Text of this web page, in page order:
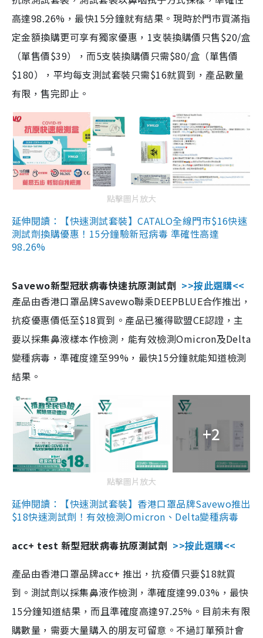
高達98.26%，最快15分鐘就有結果。現時於門市買滿指
定金額換購更可享有獨家優惠，1支裝換購價只售$20/盒
（單售價$39），而5支裝換購價只需$80/盒（單售價
$180），平均每支測試套裝只需$16就買到，產品數量
有限，售完即止。
點擊圖片放大
延伸閱讀：【快速測試套裝】CATALO全線門市$16快速
測試劑換購優惠！15分鐘驗新冠病毒 準確性高達
98.26%
Savewo新型冠狀病毒快速抗原測試劑 >>按此選購<<
產品由香港口罩品牌Savewo聯乘DEEPBLUE合作推出，
抗疫優惠價低至$18買到。產品已獲得歐盟CE認證，主
要以採集鼻液樣本作檢測，能有效檢測Omicron及Delta
變種病毒，準確度達至99%，最快15分鐘就能知道檢測
結果。
+2
點擊圖片放大
延伸閱讀：【快速測試套裝】香港口罩品牌Savewo推出
$18快速測試劑！有效檢測Omicron、Delta變種病毒
acc+ test 新型冠狀病毒抗原測試劑 >>按此選購<<
產品由香港口罩品牌acc+ 推出，抗疫價只要$18就買
到。測試劑以採集鼻液作檢測，準確度達99.03%，最快
15分鐘知道結果，而且準確度高達97.25%。目前未有限
購數量，需要大量購入的朋友可留意。不過訂單預計會